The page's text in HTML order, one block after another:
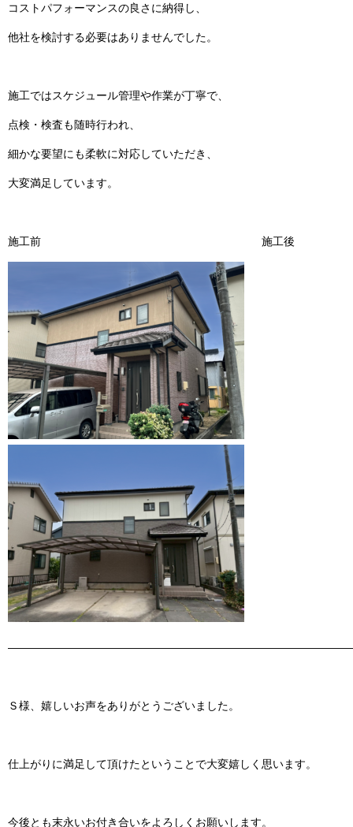
コストパフォーマンスの良さに納得し、
他社を検討する必要はありませんでした。
施工ではスケジュール管理や作業が丁寧で、
点検・検査も随時行われ、
細かな要望にも柔軟に対応していただき、
大変満足しています。
施工前 施工後
Ｓ様、嬉しいお声をありがとうございました。
仕上がりに満足して頂けたということで大変嬉しく思います。
今後とも末永いお付き合いをよろしくお願いします。